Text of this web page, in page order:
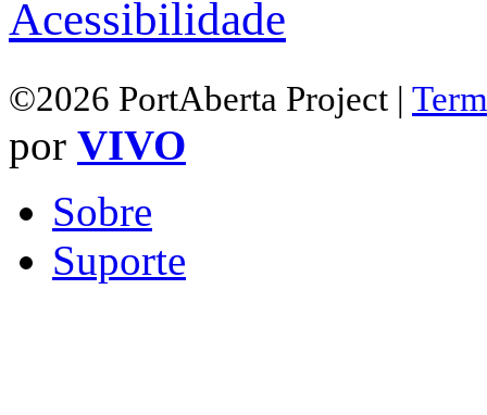
Acessibilidade
©2026 PortAberta Project |
por VIVO
Sobre
Suporte